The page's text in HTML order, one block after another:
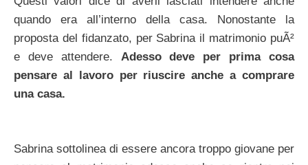
quando era all’interno della casa. Nonostante la
proposta del fidanzato, per Sabrina il matrimonio puÃ²
e deve attendere. Adesso deve per prima cosa
pensare al lavoro per riuscire anche a comprare
una casa.
Sabrina sottolinea di essere ancora troppo giovane per